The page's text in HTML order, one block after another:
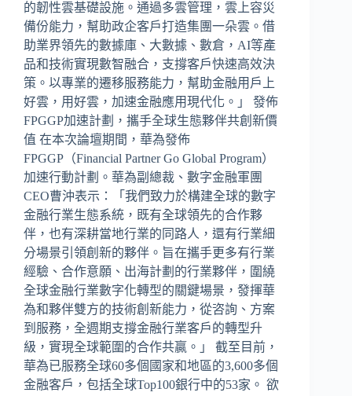
的韌性雲基礎設施。通過多雲管理，雲上容災
備份能力，幫助政企客戶打造集團一朵雲。借
助業界領先的數據庫、大數據、數倉，AI等產
品和技術實現數智融合，支撐客戶快速高效決
策。以專業的遷移服務能力，幫助金融用戶上
好雲，用好雲，加速金融應用現代化。」 發佈
FPGGP加速計劃，攜手全球生態夥伴共創新價
值 在本次論壇期間，華為發佈
FPGGP（Financial Partner Go Global Program）
加速行動計劃。華為副總裁、數字金融軍團
CEO曹沖表示：「我們致力於構建全球的數字
金融行業生態系統，既有全球領先的合作夥
伴，也有深耕當地行業的同路人，還有行業細
分場景引領創新的夥伴。旨在攜手更多有行業
經驗、合作意願、出海計劃的行業夥伴，圍繞
全球金融行業數字化轉型的關鍵場景，發揮華
為和夥伴雙方的技術創新能力，從咨詢、方案
到服務，全週期支撐金融行業客戶的轉型升
級，實現全球範圍的合作共贏。」 截至目前，
華為已服務全球60多個國家和地區的3,600多個
金融客戶，包括全球Top100銀行中的53家。 欲